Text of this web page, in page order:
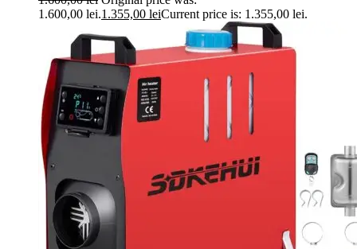
1.600,00 lei.1.355,00 leiCurrent price is: 1.355,00 lei.